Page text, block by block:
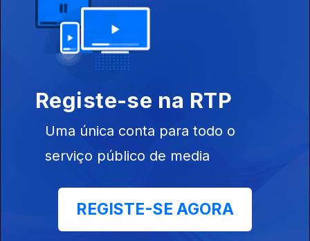
Aurora e a mentira
Definição da europa
Registe-se na RTP
Uma única conta para todo o
serviço público de media
REGISTE-SE AGORA